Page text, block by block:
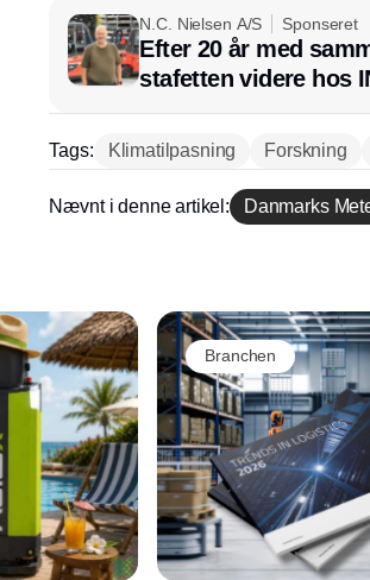
N.C. Nielsen A/S Sponseret
Efter 20 år med
stafetten videre hos
Tags: Klimatilpasning Forskning
Nævnt i denne artikel: Danmarks
Branchen